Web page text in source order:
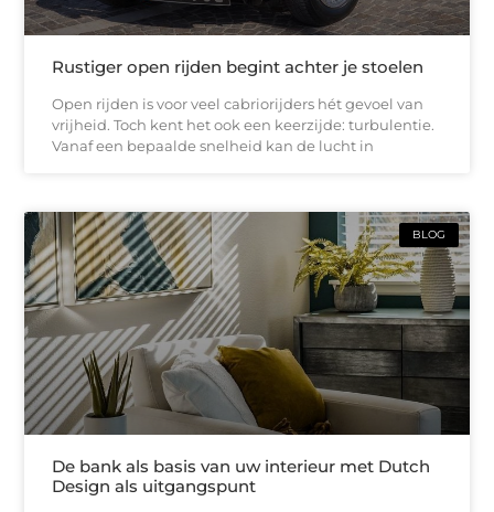
Rustiger open rijden begint achter je stoelen
Open rijden is voor veel cabriorijders hét gevoel van
vrijheid. Toch kent het ook een keerzijde: turbulentie.
Vanaf een bepaalde snelheid kan de lucht in
BLOG
De bank als basis van uw interieur met Dutch
Design als uitgangspunt